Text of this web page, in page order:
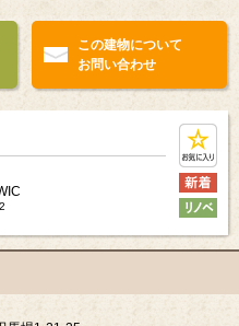
この建物について